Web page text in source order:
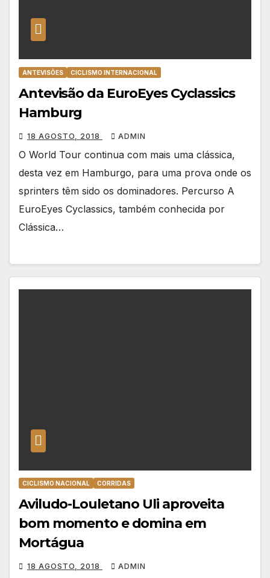
ANTEVISÕES CICLISMO INTERNACIONAL
Antevisão da EuroEyes Cyclassics
Hamburg
18 AGOSTO, 2018 ADMIN
O World Tour continua com mais uma clássica,
desta vez em Hamburgo, para uma prova onde os
sprinters têm sido os dominadores. Percurso A
EuroEyes Cyclassics, também conhecida por
Clássica…
CICLISMO NACIONAL CORRIDAS
Aviludo-Louletano Uli aproveita
bom momento e domina em
Mortágua
18 AGOSTO, 2018 ADMIN